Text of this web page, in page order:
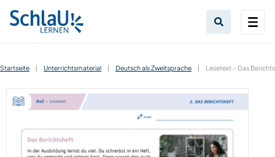
Startseite | Unterrichtsmaterial | Deutsch als Zweitsprache | Lesetext – Das